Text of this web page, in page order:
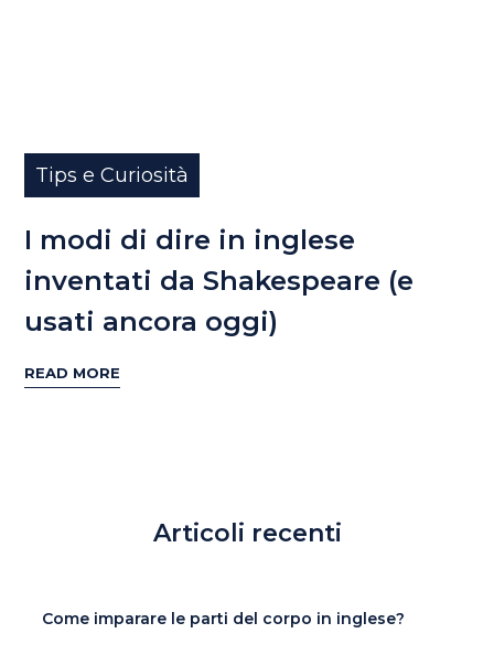
Tips e Curiosità
I modi di dire in inglese
inventati da Shakespeare (e
usati ancora oggi)
READ MORE
Articoli recenti
Come imparare le parti del corpo in inglese?